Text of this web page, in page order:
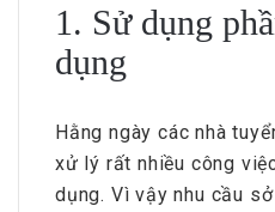
1. Sử dụng
dụng
Hằng ngày các nhà
xử lý rất nhiều công
dụng. Vì vậy nhu cầu